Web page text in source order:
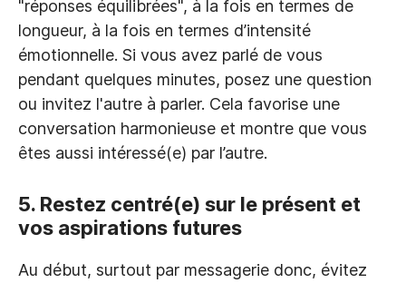
"réponses équilibrées", à la fois en termes de
longueur, à la fois en termes d’intensité
émotionnelle. Si vous avez parlé de vous
pendant quelques minutes, posez une question
ou invitez l'autre à parler. Cela favorise une
conversation harmonieuse et montre que vous
êtes aussi intéressé(e) par l’autre.
5. Restez centré(e) sur le présent et
vos aspirations futures
Au début, surtout par messagerie donc, évitez